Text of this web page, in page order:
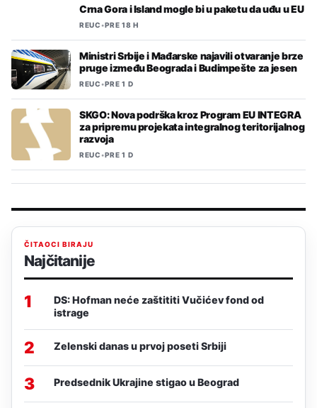
Crna Gora i Island mogle bi u paketu da uđu u EU
REUC•PRE 18 H
Ministri Srbije i Mađarske najavili otvaranje brze
pruge između Beograda i Budimpešte za jesen
REUC•PRE 1 D
SKGO: Nova podrška kroz Program EU INTEGRA
za pripremu projekata integralnog teritorijalnog
razvoja
REUC•PRE 1 D
ČITAOCI BIRAJU
Najčitanije
1
DS: Hofman neće zaštititi Vučićev fond od
istrage
2 Zelenski danas u prvoj poseti Srbiji
3 Predsednik Ukrajine stigao u Beograd